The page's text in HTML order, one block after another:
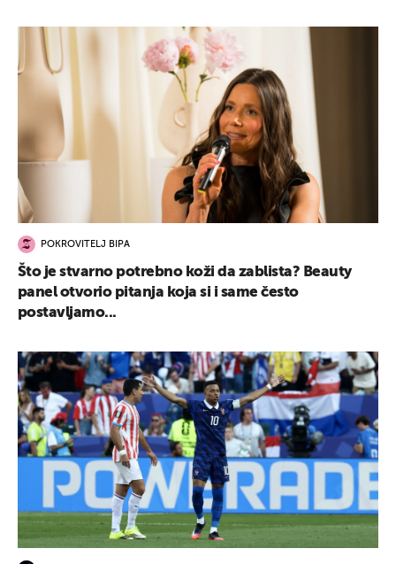
POKROVITELJ BIPA
Što je stvarno potrebno koži da zablista? Beauty
panel otvorio pitanja koja si i same često
postavljamo...